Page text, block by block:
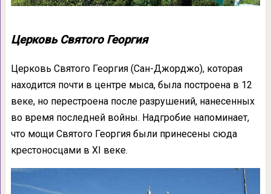
Церковь Святого Георгия
Церковь Святого Георгия (Сан-Джорджо), которая
находится почти в центре мыса, была построена в 12
веке, но перестроена после разрушений, нанесенных
во время последней войны. Надгробие напоминает,
что мощи Святого Георгия были принесены сюда
крестоносцами в XI веке.